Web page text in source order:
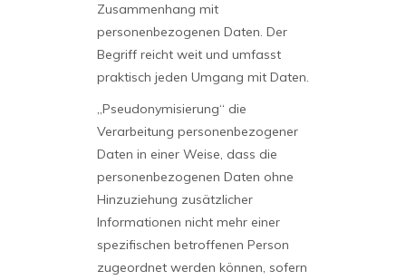
Zusammenhang mit
personenbezogenen Daten. Der
Begriff reicht weit und umfasst
praktisch jeden Umgang mit Daten.
„Pseudonymisierung“ die
Verarbeitung personenbezogener
Daten in einer Weise, dass die
personenbezogenen Daten ohne
Hinzuziehung zusätzlicher
Informationen nicht mehr einer
spezifischen betroffenen Person
zugeordnet werden können, sofern